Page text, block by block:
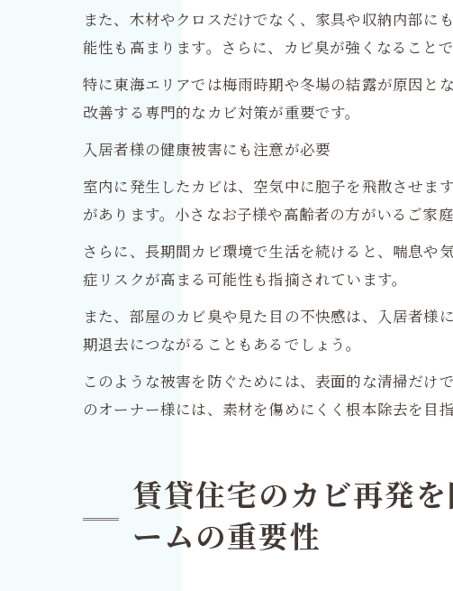
また、木材やクロスだけでなく、家具や収納内部に
能性も高まります。さらに、カビ臭が強くなること
特に東海エリアでは梅雨時期や冬場の結露が原因と
改善する専門的なカビ対策が重要です。
入居者様の健康被害にも注意が必要
室内に発生したカビは、空気中に胞子を飛散させま
があります。小さなお子様や高齢者の方がいるご家
さらに、長期間カビ環境で生活を続けると、喘息や
症リスクが高まる可能性も指摘されています。
また、部屋のカビ臭や見た目の不快感は、入居者様
期退去につながることもあるでしょう。
このような被害を防ぐためには、表面的な清掃だけ
のオーナー様には、素材を傷めにくく根本除去を目
賃貸住宅のカビ再発
ームの重要性